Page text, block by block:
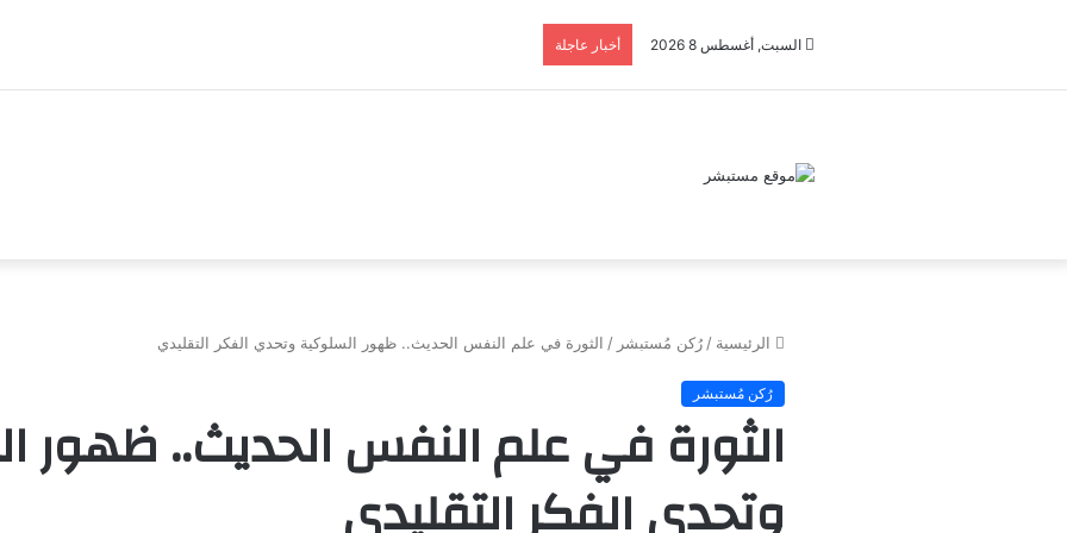
السبت, أغسطس 8 2026 أخبار عاجلة
الرئيسية / رُكن مُستبشر / الثورة في علم النفس الحديث.. ظهور السلوكية وتحدي الفكر التقليدي
رُكن مُستبشر
الثورة في علم النفس الحديث.. ظهور
وتحدي الفكر التقليدي